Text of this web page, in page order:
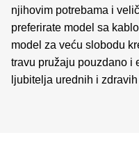
njihovim potrebama i
preferirate model sa
model za veću slobodu
travu pružaju pouzdano i
ljubitelja urednih i